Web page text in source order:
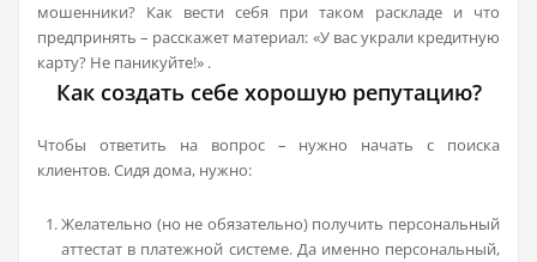
мошенники? Как вести себя при таком раскладе и что
предпринять – расскажет материал: «У вас украли кредитную
карту? Не паникуйте!» .
Как создать себе хорошую репутацию?
Чтобы ответить на вопрос – нужно начать с поиска
клиентов. Сидя дома, нужно:
Желательно (но не обязательно) получить персональный
аттестат в платежной системе. Да именно персональный,